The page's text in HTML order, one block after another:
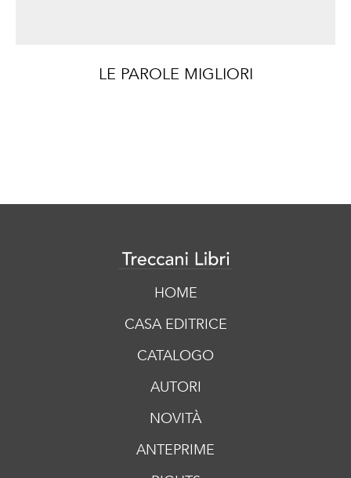
LE PAROLE MIGLIORI
HOME
CASA EDITRICE
CATALOGO
AUTORI
NOVITÀ
ANTEPRIME